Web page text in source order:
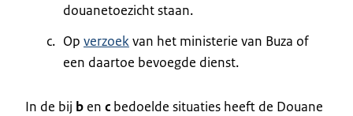
douanetoezicht staan.
Op verzoekvan het ministerie van Buza of
een daartoe bevoegde dienst.
In de bij b en c bedoelde situaties heeft de Douane